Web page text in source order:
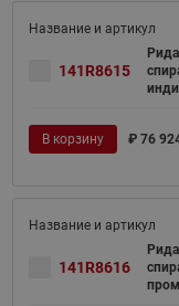
141R8615
В корзину ₽ 76
141R8616